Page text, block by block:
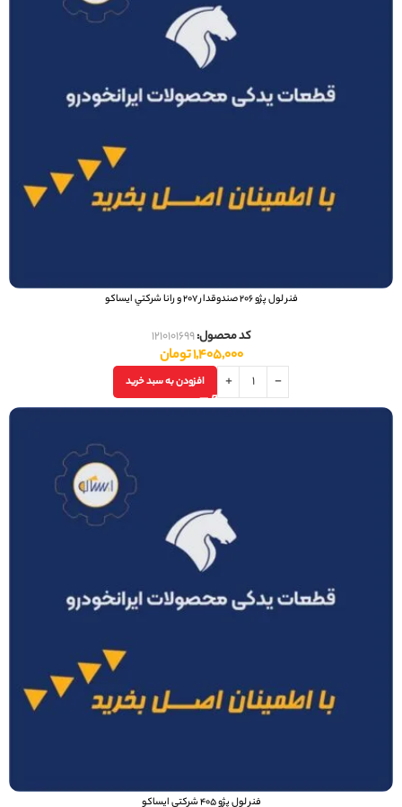
فنر لول پژو 206 صندوقدار 207 و رانا شرکتي ایساکو
کد محصول:1210101699
1,405,000تومان
افزودن به سبد خرید
فنر لول پژو 405 شرکتي ایساکو